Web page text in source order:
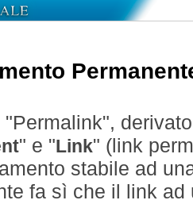
"Permalink",
" e " Link" (link
stabile ad
fa sì che il link